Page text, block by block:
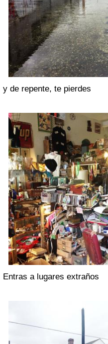
y de repente, te pierdes
Entras a lugares extraños